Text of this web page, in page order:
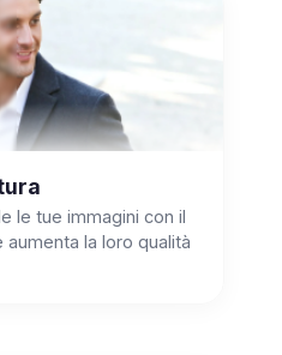
le tue immagini con il
la loro qualità